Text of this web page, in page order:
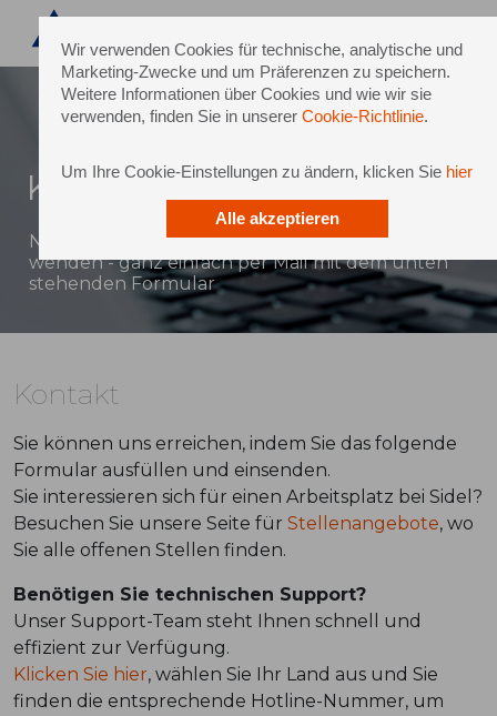
Wir verwenden Cookies für technische, analytische und
Marketing-Zwecke und um Präferenzen zu speichern.
Weitere Informationen über Cookies und wie wir sie
verwenden, finden Sie in unserer Cookie-Richtlinie.
Um Ihre Cookie-Einstellungen zu ändern, klicken Sie hier
Alle akzeptieren
Kontakt
Natürlich können Sie sich auch direkt an Sidel
wenden - ganz einfach per Mail mit dem unten
stehenden Formular
Kontakt
Sie können uns erreichen, indem Sie das folgende
Formular ausfüllen und einsenden.
Sie interessieren sich für einen Arbeitsplatz bei Sidel?
Besuchen Sie unsere Seite für Stellenangebote, wo
Sie alle offenen Stellen finden.
Benötigen Sie technischen Support?
Unser Support-Team steht Ihnen schnell und
effizient zur Verfügung.
Klicken Sie hier, wählen Sie Ihr Land aus und Sie
finden die entsprechende Hotline-Nummer, um